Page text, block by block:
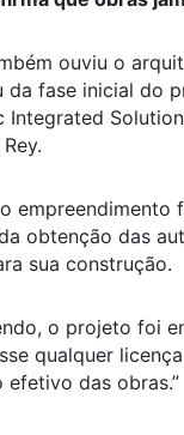
ouviu o
da fase inicial do
Integrated
empreendimento
obtenção das
sua construção.
o projeto foi
qualquer
das obras.”